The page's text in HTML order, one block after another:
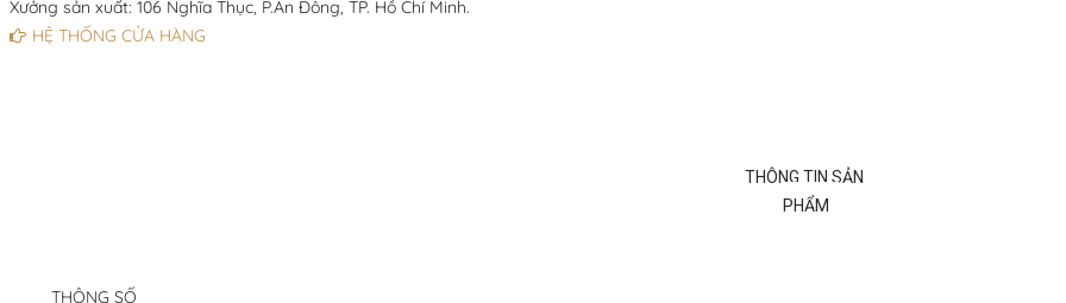
Xưởng sản xuất: 106 Nghĩa Thục, P.An Đông, TP. Hồ Chí Minh.
HỆ THỐNG CỬA HÀNG
THÔNG TIN SẢN
PHẨM
THÔNG SỐ